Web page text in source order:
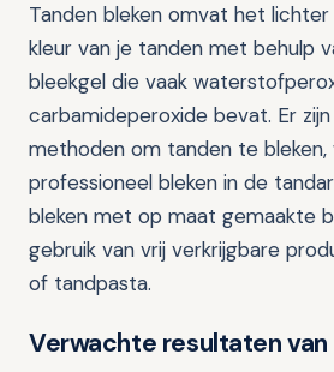
Tanden bleken omvat het
kleur van je tanden met behulp
bleekgel die vaak
carbamideperoxide bevat. Er
methoden om tanden te bleken,
professioneel bleken in de
bleken met op maat gemaakte
gebruik van vrij verkrijgbare
of tandpasta.
Verwachte resultaten